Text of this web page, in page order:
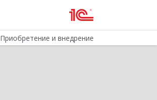
Приобретение и внедрение